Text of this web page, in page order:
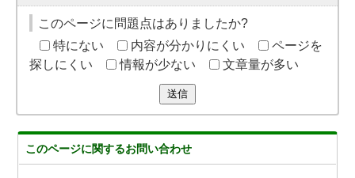
このページに問題点はありましたか?
特にない
内容が分かりにくい
ページを
探しにくい
情報が少ない 文章量が多い
送信
このページに関するお問い合わせ